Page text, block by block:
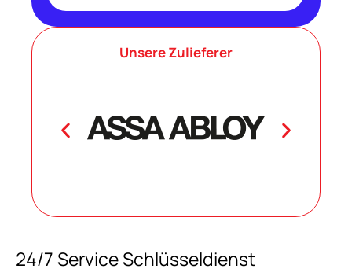
Unsere Zulieferer
24/7 Service Schlüsseldienst